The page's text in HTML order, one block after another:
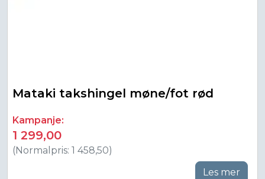
Mataki takshingel møne/fot rød
Kampanje:
1 299,00
(Normalpris: 1 458,50)
Les mer